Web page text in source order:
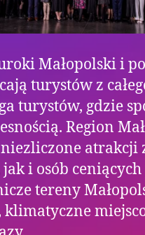
Małopolski i
turystów z
turystów, gdzie
Region
atrakcji
i osób
tereny